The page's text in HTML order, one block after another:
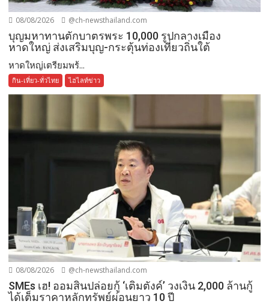
08/08/2026 @ch-newsthailand.com
บุญมหาทานตักบาตรพระ 10,000 รูปกลางเมือง
หาดใหญ่ ส่งเสริมบุญ-กระตุ้นท่องเที่ยวถิ่นใต้
หาดใหญ่เตรียมพร้...
กิน-เที่ยว-ทั่วไทย ไฮไลท์ข่าว
08/08/2026 @ch-newsthailand.com
SMEs เฮ! ออมสินปล่อยกู้ ‘เติมตังค์’ วงเงิน 2,000 ล้านกู้
ได้เต็มราคาหลักทรัพย์ผ่อนยาว 10 ปี